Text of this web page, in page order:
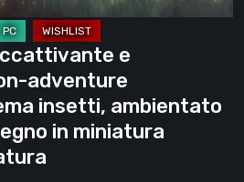
e
adventure
insetti, ambientato
in miniatura